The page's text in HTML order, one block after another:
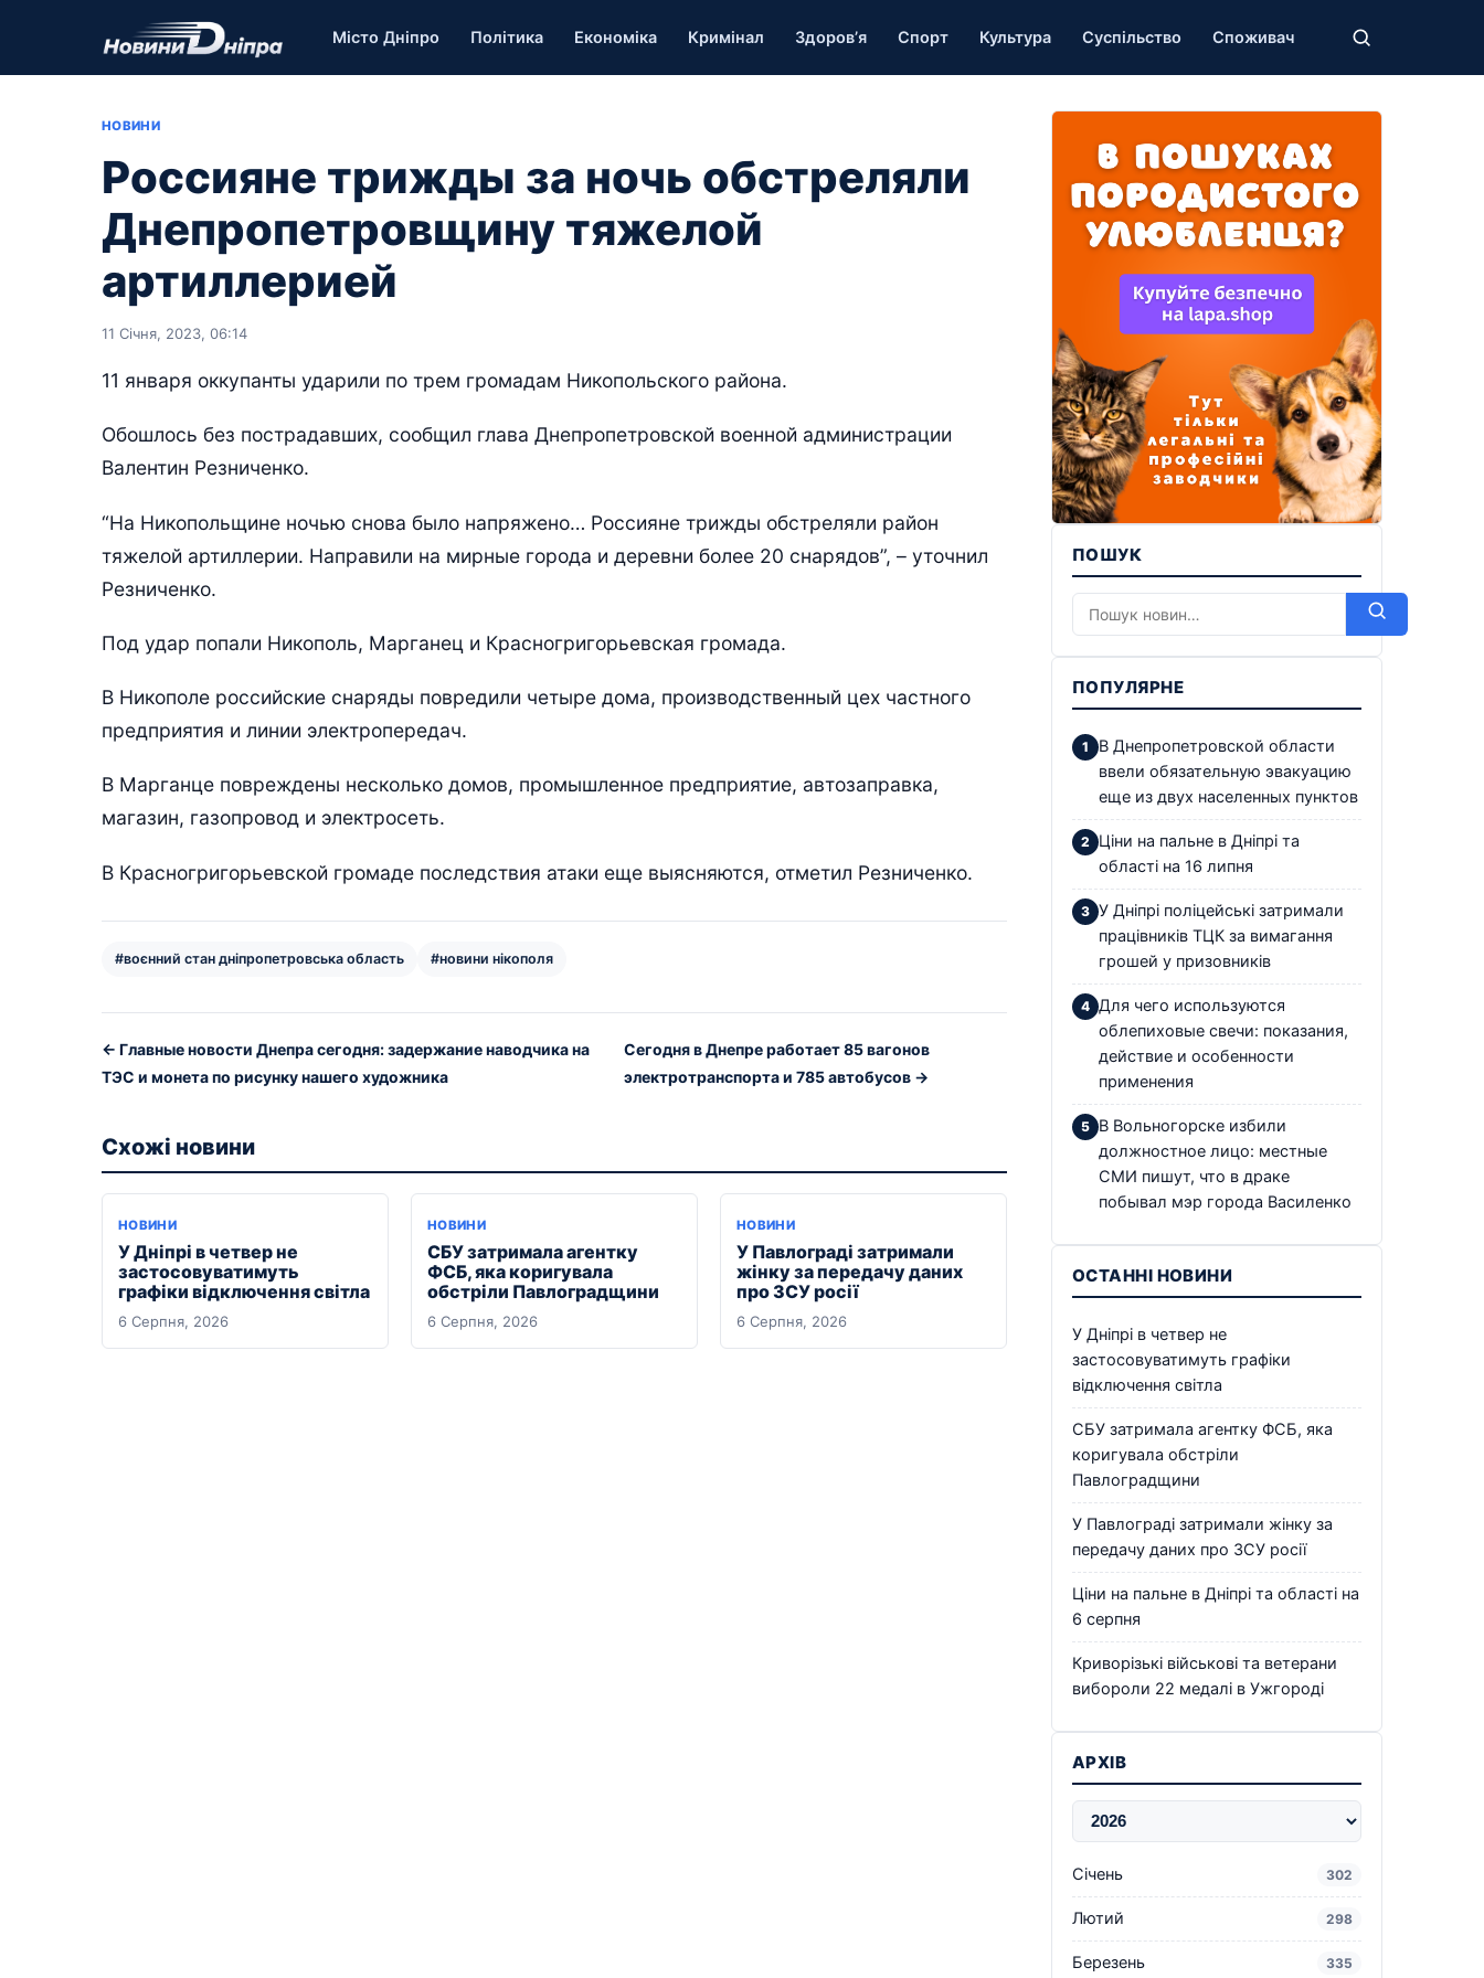
Місто Дніпро Політика Економіка Кримінал Здоров’я Спорт Культура Суспільство Споживач
НОВИНИ
Россияне трижды за ночь обстреляли
Днепропетровщину тяжелой
артиллерией
11 Січня, 2023, 06:14
11 января оккупанты ударили по трем громадам Никопольского района.
Обошлось без пострадавших, сообщил глава Днепропетровской военной администрации
Валентин Резниченко.
“На Никопольщине ночью снова было напряжено… Россияне трижды обстреляли район
тяжелой артиллерии. Направили на мирные города и деревни более 20 снарядов”, – уточнил
Резниченко.
Под удар попали Никополь, Марганец и Красногригорьевская громада.
В Никополе российские снаряды повредили четыре дома, производственный цех частного
предприятия и линии электропередач.
В Марганце повреждены несколько домов, промышленное предприятие, автозаправка,
магазин, газопровод и электросеть.
В Красногригорьевской громаде последствия атаки еще выясняются, отметил Резниченко.
#воєнний стан дніпропетровська область #новини нікополя
← Главные новости Днепра сегодня: задержание наводчика на
ТЭС и монета по рисунку нашего художника
Сегодня в Днепре работает 85 вагонов
электротранспорта и 785 автобусов →
Схожі новини
НОВИНИ
У Дніпрі в четвер не
застосовуватимуть
графіки відключення світла
6 Серпня, 2026
НОВИНИ
СБУ затримала агентку
ФСБ, яка коригувала
обстріли Павлоградщини
6 Серпня, 2026
НОВИНИ
У Павлограді затримали
жінку за передачу даних
про ЗСУ росії
6 Серпня, 2026
ПОШУК
ПОПУЛЯРНЕ
В Днепропетровской области
ввели обязательную эвакуацию
еще из двух населенных пунктов
Ціни на пальне в Дніпрі та
області на 16 липня
У Дніпрі поліцейські затримали
працівників ТЦК за вимагання
грошей у призовників
Для чего используются
облепиховые свечи: показания,
действие и особенности
применения
В Вольногорске избили
должностное лицо: местные
СМИ пишут, что в драке
побывал мэр города Василенко
ОСТАННІ НОВИНИ
У Дніпрі в четвер не
застосовуватимуть графіки
відключення світла
СБУ затримала агентку ФСБ, яка
коригувала обстріли
Павлоградщини
У Павлограді затримали жінку за
передачу даних про ЗСУ росії
Ціни на пальне в Дніпрі та області на
6 серпня
Криворізькі військові та ветерани
вибороли 22 медалі в Ужгороді
АРХІВ
Січень 302
Лютий 298
Березень 335